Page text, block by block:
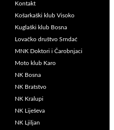
Kontakt
Košarkaški klub Visoko
Kuglaški klub Bosna
Lovačko društvo Srndać
MNK Doktori i Čarobnjaci
Moto klub Karo
NK Bosna
NK Bratstvo
NK Kralupi
NK Liješeva
NK Ljiljan